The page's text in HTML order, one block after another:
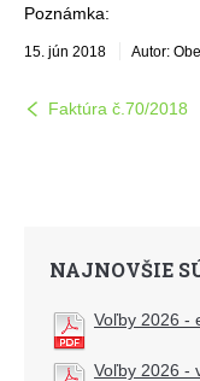
Poznámka:
15. jún 2018 Autor:
Faktúra č.70/2018
NAJNOVŠIE
Voľby 2026 -
Voľby 2026 -